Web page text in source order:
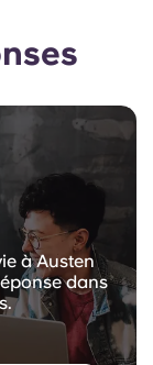
à Austen
dans